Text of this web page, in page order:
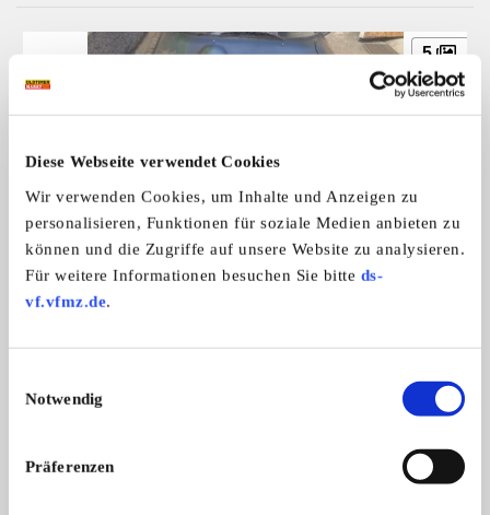
Diese Webseite verwendet Cookies
Wir verwenden Cookies, um Inhalte und Anzeigen zu
personalisieren, Funktionen für soziale Medien anbieten zu
können und die Zugriffe auf unsere Website zu analysieren.
Für weitere Informationen besuchen Sie bitte ds-
vf.vfmz.de.
Notwendig
Präferenzen
5
Opel GT/J
Opel GT-J 1900, EZ: 1973. Steht seit ...
ALLE ANZEIGEN